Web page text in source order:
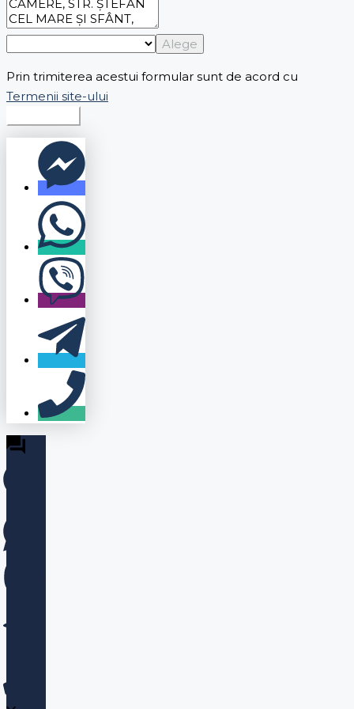
Alege
Prin trimiterea acestui formular sunt de acord cu
Termenii site-ului